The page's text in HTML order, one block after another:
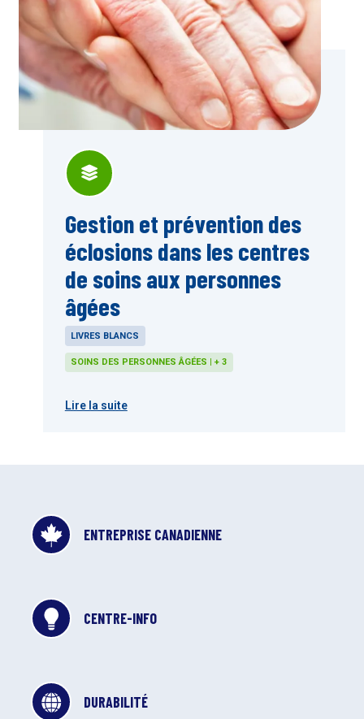
Gestion et prévention des
éclosions dans les centres
de soins aux personnes
âgées
LIVRES BLANCS
SOINS DES PERSONNES ÂGÉES | + 3
Lire la suite
ENTREPRISE CANADIENNE
CENTRE-INFO
DURABILITÉ